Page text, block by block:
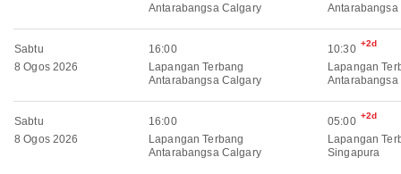
Antarabangsa Calgary
Antarabangsa
Sabtu
8 Ogos 2026
16:00
Lapangan Terbang
Antarabangsa Calgary
10:30 +2d
Lapangan
Antarabangsa
Sabtu
8 Ogos 2026
16:00
Lapangan Terbang
Antarabangsa Calgary
05:00 +2d
Lapangan
Singapura